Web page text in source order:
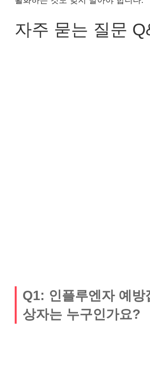
자주 묻는 질문
Q1: 인플루엔자 예방
상자는 누구인가요?